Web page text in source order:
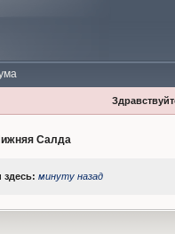
Салда
минуту назад